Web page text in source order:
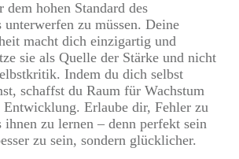
dem hohen Standard des
zu müssen. Deine
macht dich einzigartig und
sie als Quelle der Stärke und nicht
Indem du dich selbst
schaffst du Raum für Wachstum
Entwicklung. Erlaube dir, Fehler zu
ihnen zu lernen – denn perfekt sein
zu sein, sondern glücklicher.